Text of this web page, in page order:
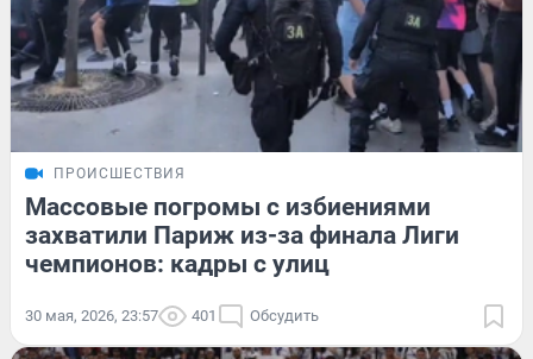
ПРОИСШЕСТВИЯ
Массовые погромы с избиениями
захватили Париж из-за финала Лиги
чемпионов: кадры с улиц
30 мая, 2026, 23:57 401 Обсудить